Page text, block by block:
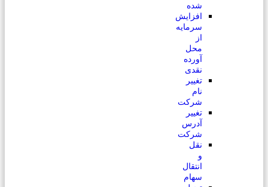
شده
افزایش
سرمایه
از
محل
آورده
نقدی
تغییر
نام
شرکت
تغییر
آدرس
شرکت
نقل
و
انتقال
سهام